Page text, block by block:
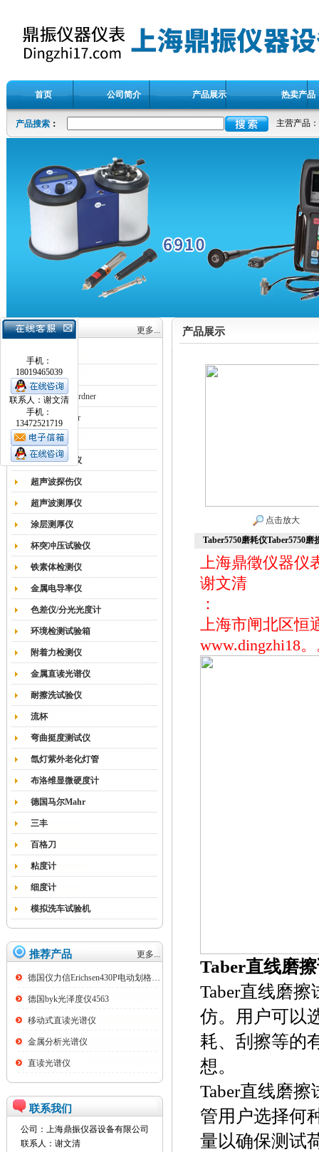
首页 公司简介 产品展示 热卖产品
产品搜索： 主营产品：
手机：
18019465039
联系人：谢文清
手机：
13472521719
产品目录 更多...
德国Erichsen
德国BYK-Gardner
英国Elcometer
耐磨试验机
色差仪光泽仪
超声波探伤仪
超声波测厚仪
涂层测厚仪
杯突冲压试验仪
铁素体检测仪
金属电导率仪
色差仪/分光光度计
环境检测试验箱
附着力检测仪
金属直读光谱仪
耐擦洗试验仪
流杯
弯曲挺度测试仪
氙灯紫外老化灯管
布洛维显微硬度计
德国马尔Mahr
三丰
百格刀
粘度计
细度计
模拟洗车试验机
推荐产品 更多...
德国仪力信Erichsen430P电动划格试验仪
德国byk光泽度仪4563
移动式直读光谱仪
金属分析光谱仪
直读光谱仪
联系我们
公司：上海鼎振仪器设备有限公司
联系人：谢文清
产品展示
点击放大
Taber5750磨耗仪Taber5750
上海鼎徵仪器仪
谢文清
：
上海市闸北区恒
www.dingzhi18
Taber直线磨
Taber直线磨
仿。用户可以
耗、刮擦等的
想。
Taber直线磨
管用户选择何
量以确保测试